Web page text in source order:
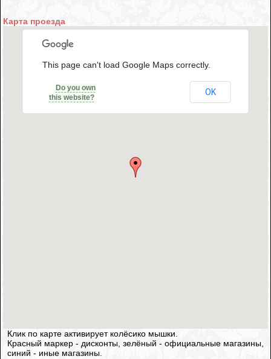
Карта проезда
This page can't load Google Maps correctly.
Do you own
this website?
OK
Клик по карте активирует колёсико мышки.
Красный маркер - дисконты, зелёный - официальные магазины,
синий - иные магазины.